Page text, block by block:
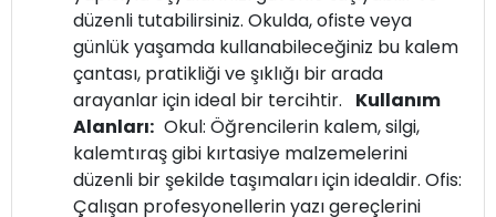
düzenli tutabilirsiniz. Okulda, ofiste veya
günlük yaşamda kullanabileceğiniz bu kalem
çantası, pratikliği ve şıklığı bir arada
arayanlar için ideal bir tercihtir. Kullanım
Alanları: Okul: Öğrencilerin kalem, silgi,
kalemtıraş gibi kırtasiye malzemelerini
düzenli bir şekilde taşımaları için idealdir. Ofis:
Çalışan profesyonellerin yazı gereçlerini